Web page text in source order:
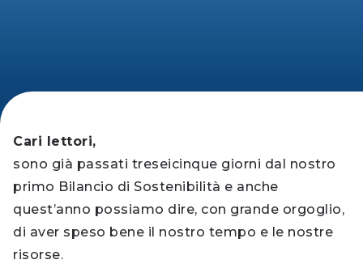
Cari lettori,
sono già passati treseicinque giorni dal nostro
primo Bilancio di Sostenibilità e anche
quest’anno possiamo dire, con grande orgoglio,
di aver speso bene il nostro tempo e le nostre
risorse.